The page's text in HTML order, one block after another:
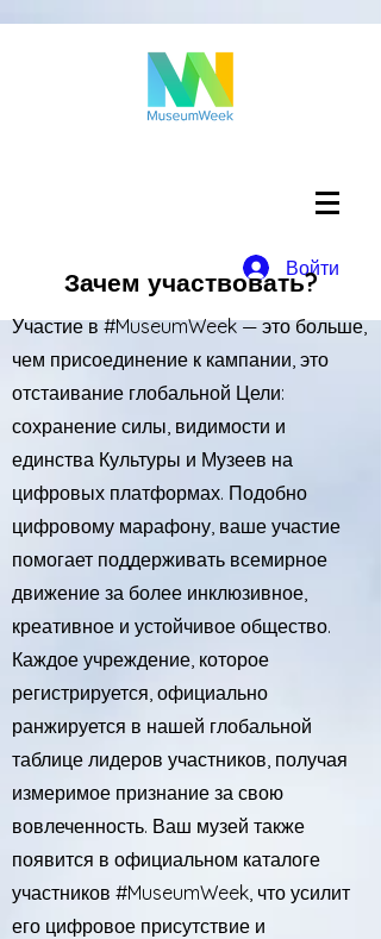
Войти
Зачем участвовать?
Участие в #MuseumWeek — это больше,
чем присоединение к кампании, это
отстаивание глобальной Цели:
сохранение силы, видимости и
единства Культуры и Музеев на
цифровых платформах. Подобно
цифровому марафону, ваше участие
помогает поддерживать всемирное
движение за более инклюзивное,
креативное и устойчивое общество.
Каждое учреждение, которое
регистрируется, официально
ранжируется в нашей глобальной
таблице лидеров участников, получая
измеримое признание за свою
вовлеченность. Ваш музей также
появится в официальном каталоге
участников #MuseumWeek, что усилит
его цифровое присутствие и